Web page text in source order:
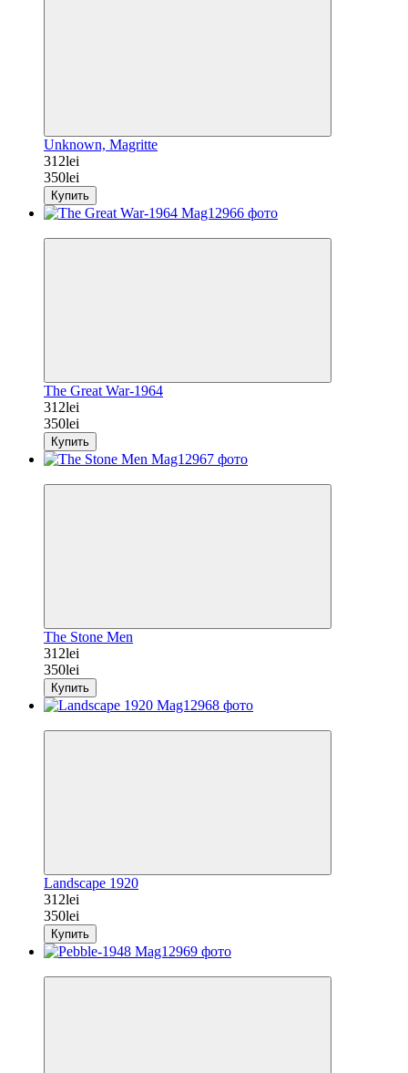
Unknown, Magritte
312lei
350lei
Купить
The Great War-1964
312lei
350lei
Купить
The Stone Men
312lei
350lei
Купить
Landscape 1920
312lei
350lei
Купить